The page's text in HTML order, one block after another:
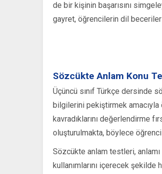
de bir kişinin başarısını
gayret, öğrencilerin dil
Sözcükte Anlam Konu
Üçüncü sınıf Türkçe dersinde
bilgilerini pekiştirmek
kavradıklarını değerlendirme
oluşturulmakta, böylece
Sözcükte anlam testleri,
kullanımlarını içerecek